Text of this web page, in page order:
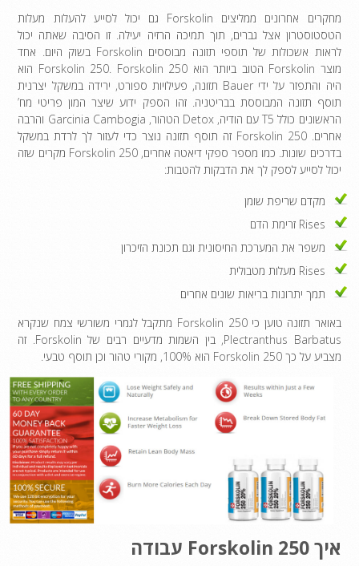
מחקרים אחרונים ממליצים Forskolin גם יכול לסייע להעלות מעלות
הטסטוסטרון אצל גברים, תוך תמיכה הרזיה יעילה. זו הסיבה שאתה יכול
לראות אשכולות של תוספי תזונה מבוססים Forskolin בשוק היום. אחד
מוצר Forskolin הטוב ביותר הוא Forskolin 250. Forskolin 250 הוא
היה והתפזר על ידי Bauer תזונה, פעילויות ספורט, ירידה במשקל יצרנית
תוסף תזונה המבוססת בבריטניה. זהו הספק ידוע שיצר המון פריטי מח’
הראשונים כולל T5 עם הודיה, Detox הטהור, Garcinia Cambogia והרבה
אחרים. Forskolin 250 זה תוסף תזונה נוצר כדי לעזור לך לרדת במשקל
בדרכים שונות. כמו מספר ספקי דיאטה אחרים, Forskolin 250 מקרים שזה
יכול לסייע לספק לך את הדבקות להטבות:
מקדם שריפת שומן
Rises זרימת הדם
משפר את המערכת החיסונית וגם תכונת הזיכרון
Rises מעלות מטבולית
תמך יתרונות בריאות שונים אחרים
באואר תזונה טוען כי Forskolin 250 מתקבל לגמרי משורשי צמח שנקרא
Plectranthus Barbatus, בין השמות מדעיים רבים של Forskolin. זה
מצביע על כך Forskolin 250 הוא 100%, מקורי טהור וכן תוסף טבעי.
איך Forskolin 250 עבודה